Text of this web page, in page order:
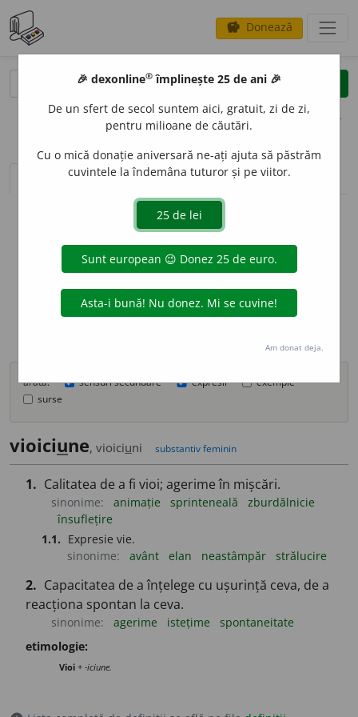
savings Donează
clear
opțiuni
sinteza definițiilor (1) definiții (15) declinări
info
Aceste definiții sunt compilate de
echipa dexonline. Definițiile
originale se află pe filadefiniții.
preferințe
arată: sensuri secundare expresii
exemple
surse
vioiciune, vioiciuni substantiv feminin
1. Calitatea de a fi vioi; agerime în mișcări.
sinonime: animație sprinteneală
zburdălnicie
însuflețire
1.1. Expresie vie.
sinonime:
avânt elan neastâmpăr strălucire
2. Capacitatea de a înțelege cu ușurință ceva, de a
reacționa spontan la ceva.
sinonime: agerime istețime
spontaneitate
etimologie:
Vioi + -iciune.
🎉 dexonline® împlinește 25 de ani 🎉
De un sfert de secol suntem aici, gratuit, zi de zi,
pentru milioane de căutări.
Cu o mică donație aniversară ne-ați ajuta să păstrăm
cuvintele la îndemâna tuturor și pe viitor.
Am donat deja.